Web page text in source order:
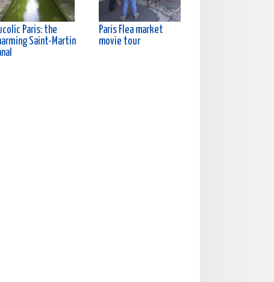
Paris: the
Saint-Martin
Paris Flea market
movie tour